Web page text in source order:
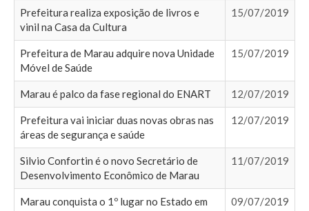
Prefeitura realiza exposição de livros e
vinil na Casa da Cultura
15/07/2019
Prefeitura de Marau adquire nova Unidade
Móvel de Saúde
15/07/2019
Marau é palco da fase regional do ENART 12/07/2019
Prefeitura vai iniciar duas novas obras nas
áreas de segurança e saúde
12/07/2019
Silvio Confortin é o novo Secretário de
Desenvolvimento Econômico de Marau
11/07/2019
Marau conquista o 1º lugar no Estado em
09/07/2019